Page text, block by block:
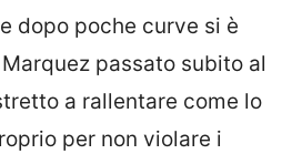
dopo poche curve si è
passato subito al
a rallentare come lo
per non violare i